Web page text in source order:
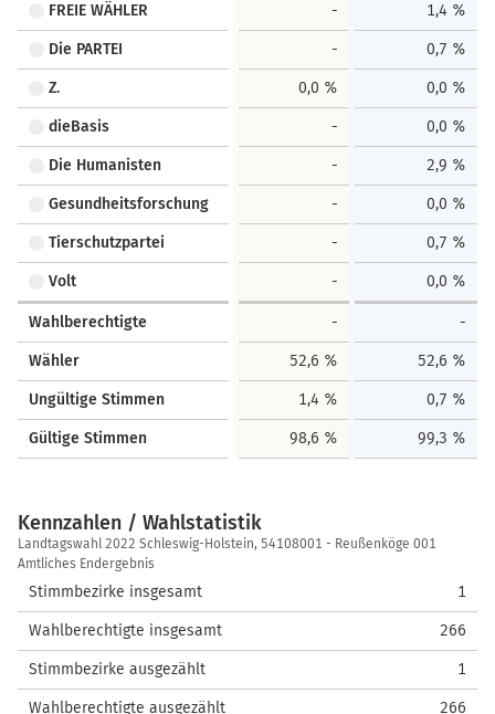
FREIE WÄHLER - 1,4 %
Die PARTEI - 0,7 %
Z. 0,0 % 0,0 %
dieBasis - 0,0 %
Die Humanisten - 2,9 %
Gesundheitsforschung - 0,0 %
Tierschutzpartei - 0,7 %
Volt - 0,0 %
Wahlberechtigte - -
Wähler 52,6 % 52,6 %
Ungültige Stimmen 1,4 % 0,7 %
Gültige Stimmen 98,6 % 99,3 %
Kennzahlen / Wahlstatistik
Kennzahlen
/
Wahlstatistik
Landtagswahl 2022 Schleswig-Holstein, 54108001 - Reußenköge 001
Amtliches Endergebnis
Stimmbezirke insgesamt 1
Wahlberechtigte insgesamt 266
Stimmbezirke ausgezählt 1
Wahlberechtigte ausgezählt 266